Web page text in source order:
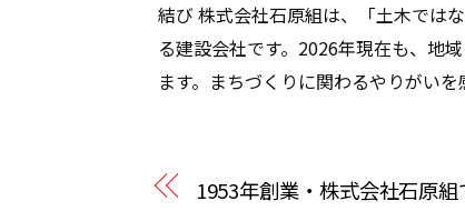
結び 株式会社石原組は、「土木では
る建設会社です。2026年現在も、地
ます。まちづくりに関わるやりがい
1953年創業・株式会社石原組